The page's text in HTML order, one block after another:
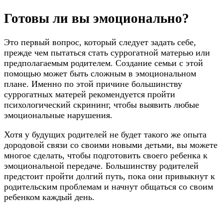
Готовы ли вы эмоционально?
Это первый вопрос, который следует задать себе,
прежде чем пытаться стать суррогатной матерью или
предполагаемым родителем. Создание семьи с этой
помощью может быть сложным в эмоциональном
плане. Именно по этой причине большинству
суррогатных матерей рекомендуется пройти
психологический скрининг, чтобы выявить любые
эмоциональные нарушения.
Хотя у будущих родителей не будет такого же опыта
дородовой связи со своими новыми детьми, вы можете
многое сделать, чтобы подготовить своего ребенка к
эмоциональной передаче. Большинству родителей
предстоит пройти долгий путь, пока они привыкнут к
родительским проблемам и начнут общаться со своим
ребенком каждый день.